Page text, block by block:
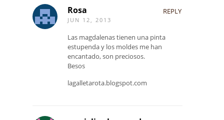
Rosa
JUN 12, 2013
REPLY
Las magdalenas tienen una pinta
estupenda y los moldes me han
encantado, son preciosos.
Besos
lagalletarota.blogspot.com